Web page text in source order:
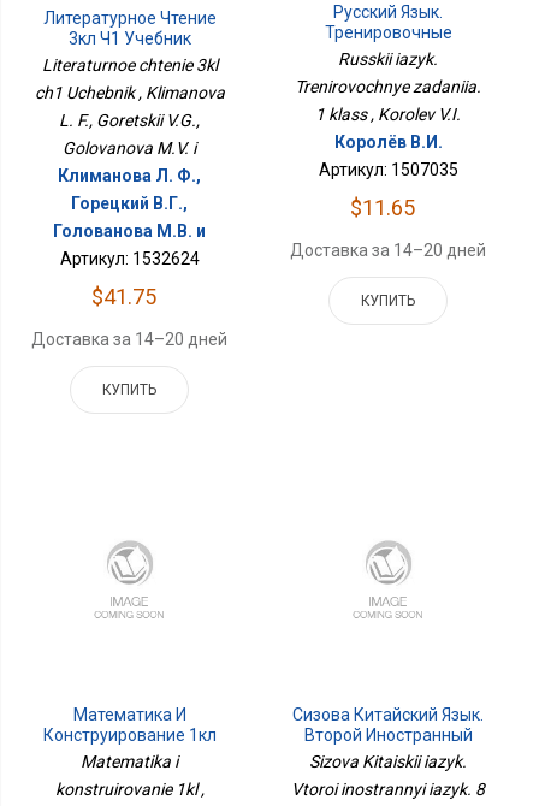
Литературное Чтение
3кл Ч1 Учебник
Literaturnoe chtenie 3kl
ch1 Uchebnik , Klimanova
L. F., Goretskii V.G.,
Golovanova M.V. i
Климанова Л. Ф.,
Горецкий В.Г.,
Голованова М.В. и
Артикул: 1532624
$41.75
Доставка за 14–20 дней
КУПИТЬ
Русский Язык.
Тренировочные
Задания. 1 Класс
Russkii iazyk.
Trenirovochnye zadaniia.
1 klass , Korolev V.I.
Королёв В.И.
Артикул: 1507035
$11.65
Доставка за 14–20 дней
КУПИТЬ
Математика И
Конструирование 1кл
Matematika i
konstruirovanie 1kl ,
Сизова Китайский Язык.
Второй Иностранный
Язык. 8 Класс.
УчебникФП2022Просв.
Sizova Kitaiskii iazyk.
Vtoroi inostrannyi iazyk. 8